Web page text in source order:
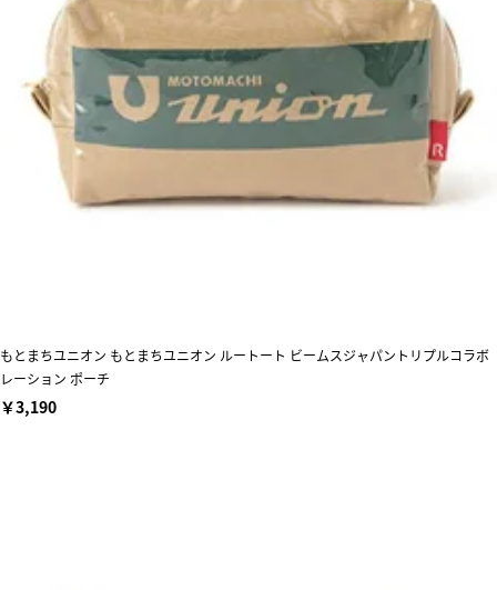
もとまちユニオン もとまちユニオン ルートート ビームスジャパントリプルコラボ
レーション ポーチ
￥3,190